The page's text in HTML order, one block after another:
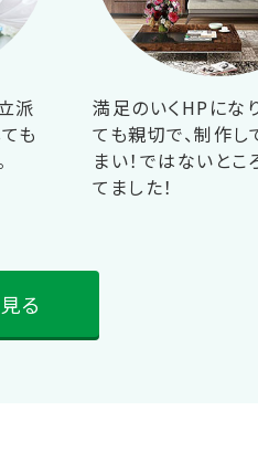
派
も
満足のいくHPにな
ても親切で、制作し
まい！ではないと
てました！
る